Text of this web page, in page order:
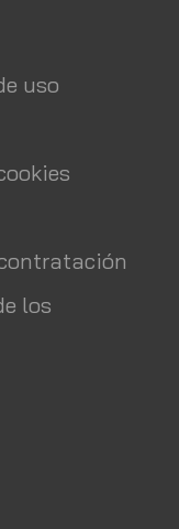
uso
los